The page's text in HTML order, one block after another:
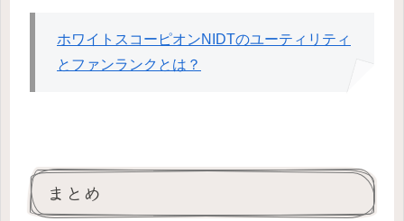
ホワイトスコーピオンNIDTのユーティリティ
とファンランクとは？
まとめ